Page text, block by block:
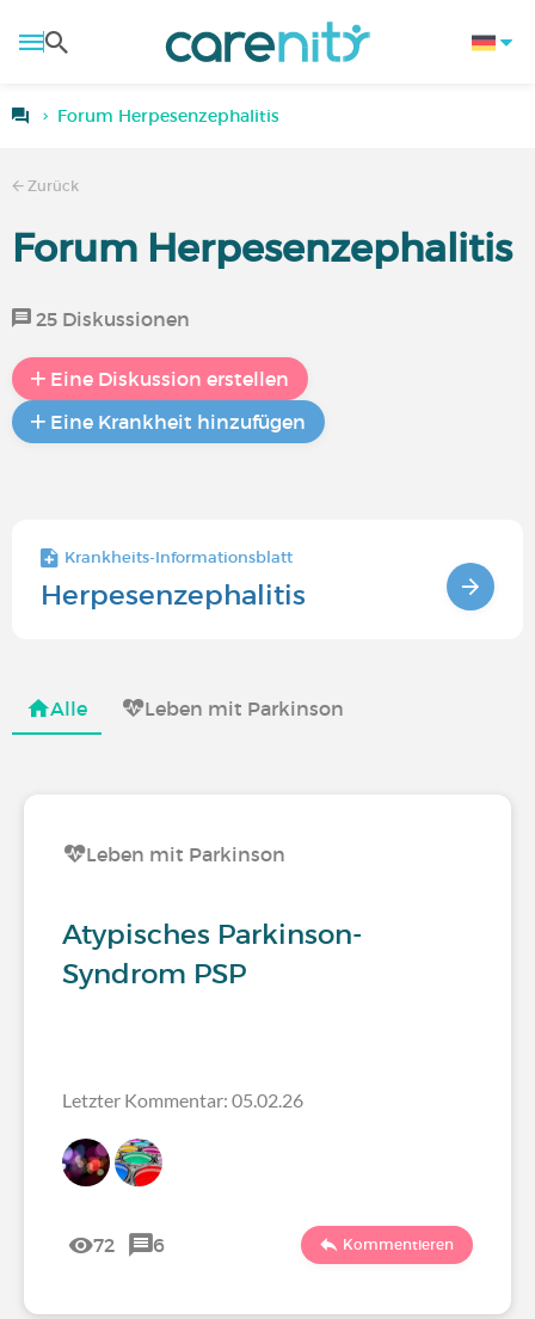
Forum Herpesenzephalitis
Zurück
Forum Herpesenzephalitis
25 Diskussionen
Eine Diskussion erstellen
Eine Krankheit hinzufügen
Krankheits-Informationsblatt
Herpesenzephalitis
Alle Leben mit Parkinson
Leben mit Parkinson
Atypisches Parkinson-
Syndrom PSP
Letzter Kommentar: 05.02.26
72 6 Kommentieren